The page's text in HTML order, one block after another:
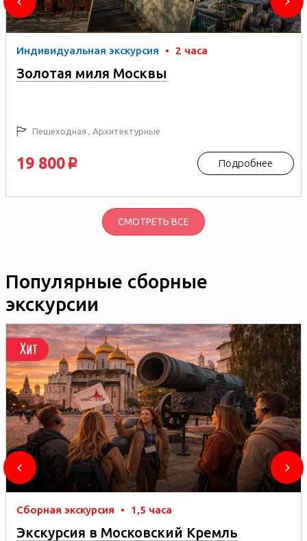
Индивидуальная экскурсия • 2 часа
Золотая миля Москвы
Пешеходная , Архитектурные
19 800 p Подробнее
СМОТРЕТЬ ВСЕ
Популярные сборные
экскурсии
Хит
Сборная экскурсия • 1,5 часа
Экскурсия в Московский Кремль